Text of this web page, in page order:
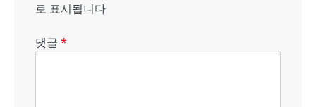
로 표시됩니다
댓글 *